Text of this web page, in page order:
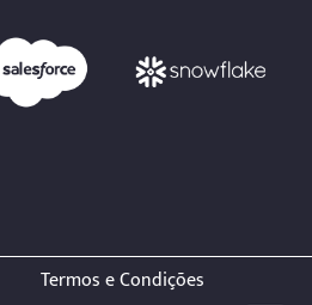
Termos e Condições